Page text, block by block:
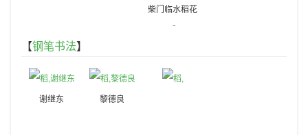
柴门临水稻花
香
【钢笔书法】
谢继东 黎德良